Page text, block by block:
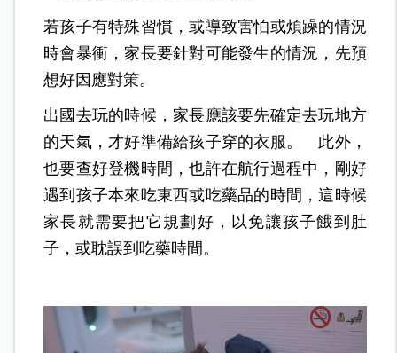
若孩子有特殊習慣，或導致害怕或煩躁的情況
時會暴衝，家長要針對可能發生的情況，先預
想好因應對策。
出國去玩的時候，家長應該要先確定去玩地方
的天氣，才好準備給孩子穿的衣服。 此外，
也要查好登機時間，也許在航行過程中，剛好
遇到孩子本來吃東西或吃藥品的時間，這時候
家長就需要把它規劃好，以免讓孩子餓到肚
子，或耽誤到吃藥時間。